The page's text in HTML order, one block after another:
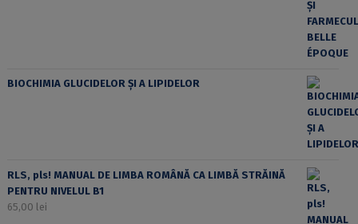
BIOCHIMIA GLUCIDELOR ȘI A LIPIDELOR
RLS, pls! MANUAL DE LIMBA ROMÂNĂ CA LIMBĂ STRĂINĂ
PENTRU NIVELUL B1
65,00 lei